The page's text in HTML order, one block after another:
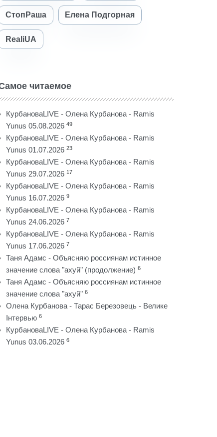
СтопРаша Елена Подгорная
RealiUA
читаемое
КурбановаLIVE - Олена Курбанова - Ramis
Yunus 05.08.2026 49
КурбановаLIVE - Олена Курбанова - Ramis
Yunus 01.07.2026 23
КурбановаLIVE - Олена Курбанова - Ramis
Yunus 29.07.2026 17
КурбановаLIVE - Олена Курбанова - Ramis
Yunus 16.07.2026 9
КурбановаLIVE - Олена Курбанова - Ramis
Yunus 24.06.2026 7
КурбановаLIVE - Олена Курбанова - Ramis
Yunus 17.06.2026 7
Таня Адамс - Объясняю россиянам истинное
значение слова "ахуй" (продолжение) 6
Таня Адамс - Объясняю россиянам истинное
значение слова "ахуй" 6
Олена Курбанова - Тарас Березовець - Велике
Інтервью 6
КурбановаLIVE - Олена Курбанова - Ramis
Yunus 03.06.2026 6